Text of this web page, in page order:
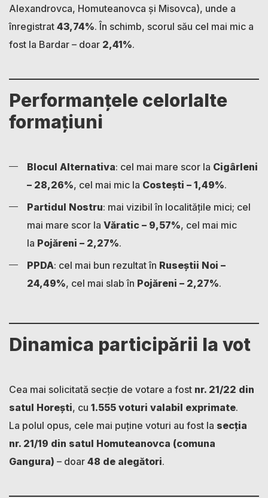
Alexandrovca, Homuteanovca și Misovca), unde a
înregistrat 43,74%. În schimb, scorul său cel mai mic a
fost la Bardar – doar 2,41%.
Performanțele celorlalte
formațiuni
Blocul Alternativa: cel mai mare scor la Cigârleni
– 28,26%, cel mai mic la Costești – 1,49%.
Partidul Nostru: mai vizibil în localitățile mici; cel
mai mare scor la Văratic – 9,57%, cel mai mic
la Pojăreni – 2,27%.
PPDA: cel mai bun rezultat în Ruseștii Noi –
24,49%, cel mai slab în Pojăreni – 2,27%.
Dinamica participării la vot
Cea mai solicitată secție de votare a fost nr. 21/22 din
satul Horești, cu 1.555 voturi valabil exprimate.
La polul opus, cele mai puține voturi au fost la secția
nr. 21/19 din satul Homuteanovca (comuna
Gangura) – doar 48 de alegători.